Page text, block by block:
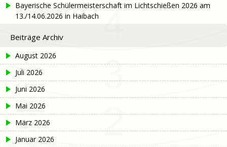
Bayerische Schülermeisterschaft im Lichtschießen 2026 am
13./14.06.2026 in Haibach
Beiträge Archiv
August 2026
Juli 2026
Juni 2026
Mai 2026
März 2026
Januar 2026